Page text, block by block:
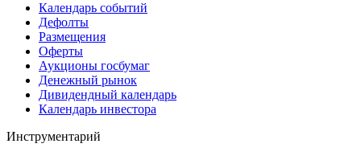
Календарь событий
Дефолты
Размещения
Оферты
Аукционы госбумаг
Денежный рынок
Дивидендный календарь
Календарь инвестора
Инструментарий